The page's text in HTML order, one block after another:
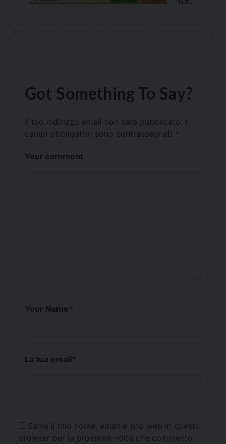
Got Something To Say?
Il tuo indirizzo email non sarà pubblicato.
campi obbligatori sono contrassegnati *
Your comment
Your Name*
La tua email*
Salva il mio nome, email e sito web in questo
browser per la prossima volta che commento.